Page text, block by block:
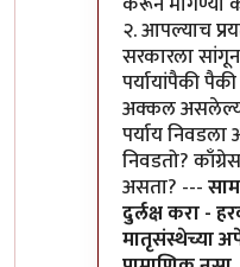
२. आपल्याच
सरकारला
पर्यायांपैकी
अक्कल असलेल्या
पर्याय
निवडतो?
असता? ---
दुर्लक्ष करा -
मातृसंस्थेच्या